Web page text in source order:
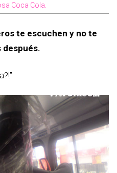
Coca Cola.
te escuchen y no te
después.